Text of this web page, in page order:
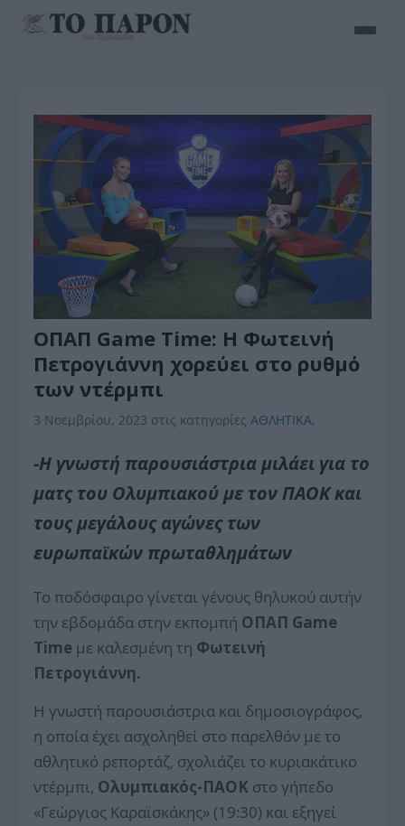
ΟΠΑΠ Game Time: H Φωτεινή
Πετρογιάννη χορεύει στο ρυθμό
των ντέρμπι
3 Νοεμβρίου, 2023 στις κατηγορίεςΑΘΛΗΤΙΚΑ,
-Η γνωστή παρουσιάστρια μιλάει για το
ματς του Ολυμπιακού με τον ΠΑΟΚ και
τους μεγάλους αγώνες των
ευρωπαϊκών πρωταθλημάτων
Το ποδόσφαιρο γίνεται γένους θηλυκού αυτήν
την εβδομάδα στην εκπομπή ΟΠΑΠ Game
Time με καλεσμένη τη Φωτεινή
Πετρογιάννη.
Η γνωστή παρουσιάστρια και δημοσιογράφος,
η οποία έχει ασχοληθεί στο παρελθόν με το
αθλητικό ρεπορτάζ, σχολιάζει το κυριακάτικο
ντέρμπι, Ολυμπιακός-ΠΑΟΚ στο γήπεδο
«Γεώργιος Καραϊσκάκης» (19:30) και εξηγεί